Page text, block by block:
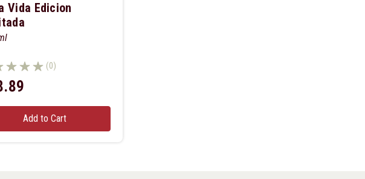
Vida Edicion
(0)
Add to Cart